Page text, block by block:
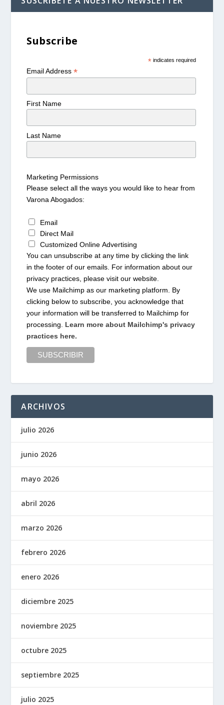
Subscribe
*indicates required
Email Address*
First Name
Last Name
Marketing Permissions
Please select all the ways you would like to hear from
Varona Abogados:
Email
Direct Mail
Customized Online Advertising
You can unsubscribe at any time by clicking the link
in the footer of our emails. For information about our
privacy practices, please visit our website.
We use Mailchimp as our marketing platform. By
clicking below to subscribe, you acknowledge that
your information will be transferred to Mailchimp for
processing. Learn more about Mailchimp's privacy
practices here.
ARCHIVOS
julio 2026
junio 2026
mayo 2026
abril 2026
marzo 2026
febrero 2026
enero 2026
diciembre 2025
noviembre 2025
octubre 2025
septiembre 2025
julio 2025